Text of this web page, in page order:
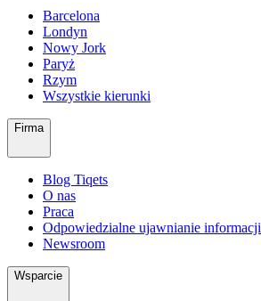
Barcelona
Londyn
Nowy Jork
Paryż
Rzym
Wszystkie kierunki
Firma
Blog Tiqets
O nas
Praca
Odpowiedzialne ujawnianie informacji
Newsroom
Wsparcie